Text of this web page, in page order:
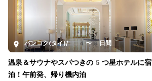
バンコク(タイ)/ 4〜8日間
温泉＆サウナやスパつきの5つ星ホテルに宿
泊！午前発、帰り機内泊